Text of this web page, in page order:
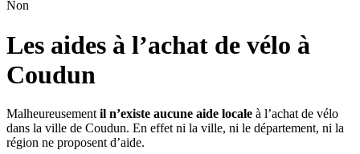
Non
Les aides à l’achat de vélo à
Coudun
Malheureusement il n’existe aucune aide locale à l’achat de vélo
dans la ville de Coudun. En effet ni la ville, ni le département, ni la
région ne proposent d’aide.